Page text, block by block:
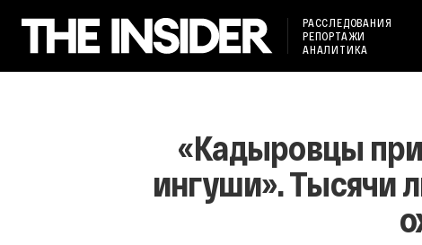
РАССЛЕДОВАНИЯ
РЕПОРТАЖИ
АНАЛИТИКА
«Кадыровцы
ингуши». Тысячи